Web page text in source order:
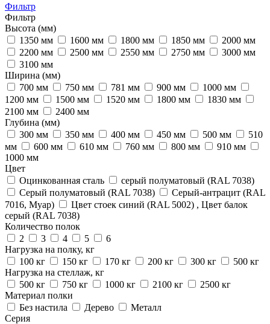
Фильтр
Фильтр
Высота (мм)
1350 мм
1600 мм 1800 мм 1850 мм
2000 мм
2200 мм
2500 мм 2550 мм 2750 мм
3000 мм
3100 мм
Ширина (мм)
700 мм
750 мм 781 мм 900 мм
1000 мм
1200 мм
1500 мм 1520 мм 1800 мм
1830 мм
2100 мм
2400 мм
Глубина (мм)
300 мм
350 мм 400 мм 450 мм 500 мм
510
мм
600 мм 610 мм 760 мм 800 мм
910 мм
1000 мм
Цвет
Оцинкованная сталь
серый полуматовый (RAL 7038)
Серый полуматовый (RAL 7038)
Серый-антрацит (RAL
7016, Муар)
Цвет стоек синий (RAL 5002) , Цвет балок
серый (RAL 7038)
Количество полок
2
3 4 5
6
Нагрузка на полку, кг
100 кг
150 кг 170 кг 200 кг 300 кг
500 кг
Нагрузка на стеллаж, кг
500 кг
750 кг 1000 кг 2100 кг
2500 кг
Материал полки
Без настила
Дерево
Металл
Серия